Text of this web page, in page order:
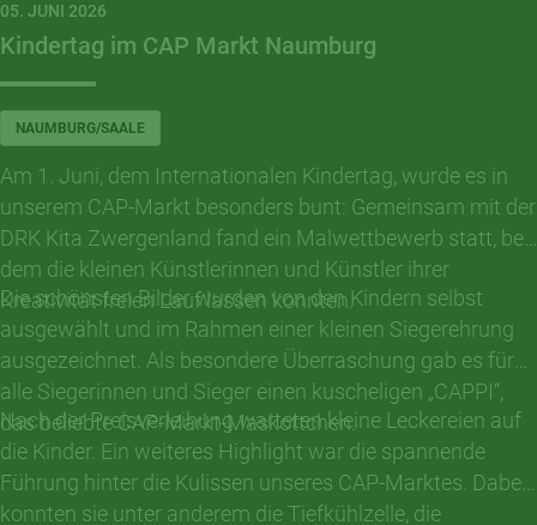
05. JUNI 2026
Kindertag im CAP Markt Naumburg
NAUMBURG/SAALE
Am 1. Juni, dem Internationalen Kindertag, wurde es in
unserem CAP-Markt besonders bunt: Gemeinsam mit der
DRK Kita Zwergenland fand ein Malwettbewerb statt, bei
dem die kleinen Künstlerinnen und Künstler ihrer
Kreativität freien Lauf lassen konnten.
Die schönsten Bilder wurden von den Kindern selbst
ausgewählt und im Rahmen einer kleinen Siegerehrung
ausgezeichnet. Als besondere Überraschung gab es für
alle Siegerinnen und Sieger einen kuscheligen „CAPPI“,
das beliebte CAP-Markt-Maskottchen.
Nach der Preisverleihung warteten kleine Leckereien auf
die Kinder. Ein weiteres Highlight war die spannende
Führung hinter die Kulissen unseres CAP-Marktes. Dabei
konnten sie unter anderem die Tiefkühlzelle, die